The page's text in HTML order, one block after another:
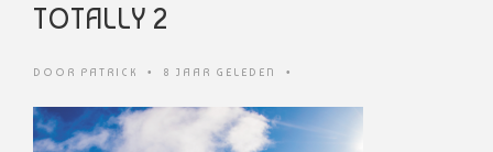
TOTALLY 2
DOOR PATRICK • 8 JAAR GELEDEN •